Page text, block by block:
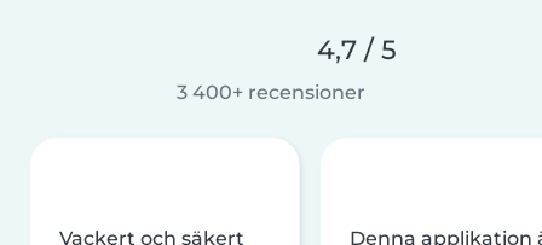
4,7 / 5
3 400+ recensioner
Vackert och säkert
Denna applikation